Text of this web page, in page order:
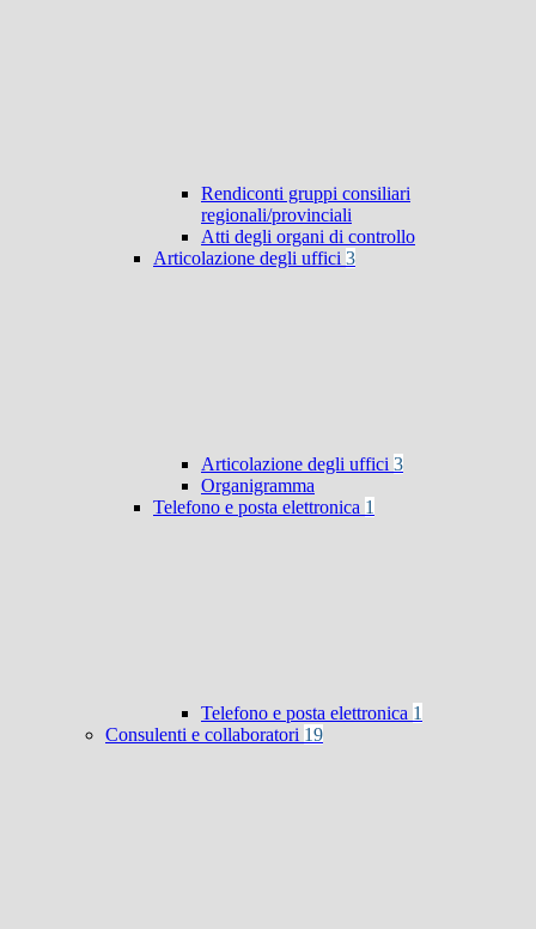
Rendiconti gruppi consiliari
regionali/provinciali
Atti degli organi di controllo
Articolazione degli uffici 3
Articolazione degli uffici 3
Organigramma
Telefono e posta elettronica 1
Telefono e posta elettronica 1
Consulenti e collaboratori 19